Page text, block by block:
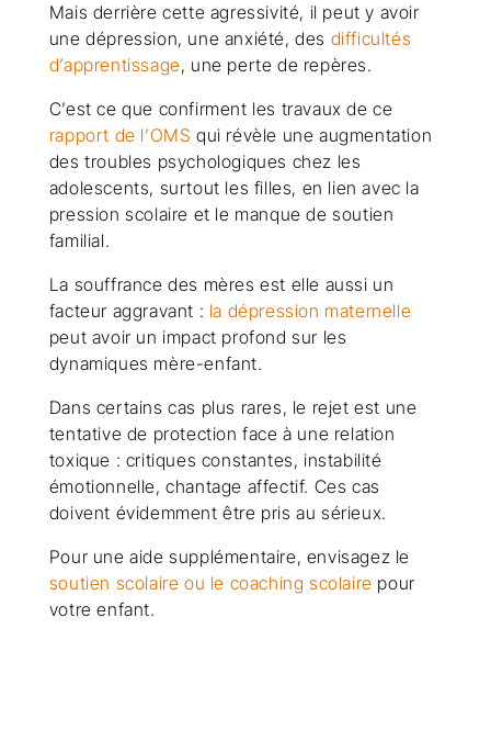
Mais derrière cette agressivité, il peut y avoir
une dépression, une anxiété, des difficultés
d’apprentissage, une perte de repères.
C’est ce que confirment les travaux de ce
rapport de l’OMS qui révèle une augmentation
des troubles psychologiques chez les
adolescents, surtout les filles, en lien avec la
pression scolaire et le manque de soutien
familial.
La souffrance des mères est elle aussi un
facteur aggravant : la dépression maternelle
peut avoir un impact profond sur les
dynamiques mère-enfant.
Dans certains cas plus rares, le rejet est une
tentative de protection face à une relation
toxique : critiques constantes, instabilité
émotionnelle, chantage affectif. Ces cas
doivent évidemment être pris au sérieux.
Pour une aide supplémentaire, envisagez le
soutien scolaire ou le coaching scolaire pour
votre enfant.